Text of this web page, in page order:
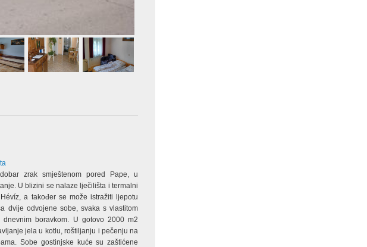
zrak smještenom pored Pape, u
U blizini se nalaze lječilišta i termalni
a također se može istražiti ljepotu
dvije odvojene sobe, svaka s vlastitom
boravkom. U gotovo 2000 m2
jela u kotlu, roštiljanju i pečenju na
Sobe gostinjske kuće su zaštićene